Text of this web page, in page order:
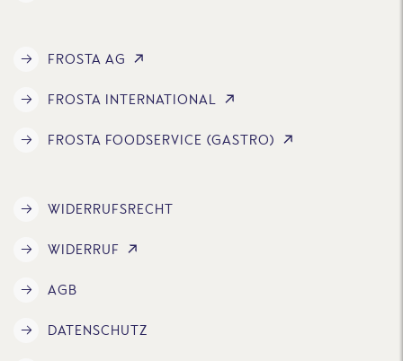
FROSTA AG
FROSTA INTERNATIONAL
FROSTA FOODSERVICE (GASTRO)
WIDERRUFSRECHT
WIDERRUF
AGB
DATENSCHUTZ